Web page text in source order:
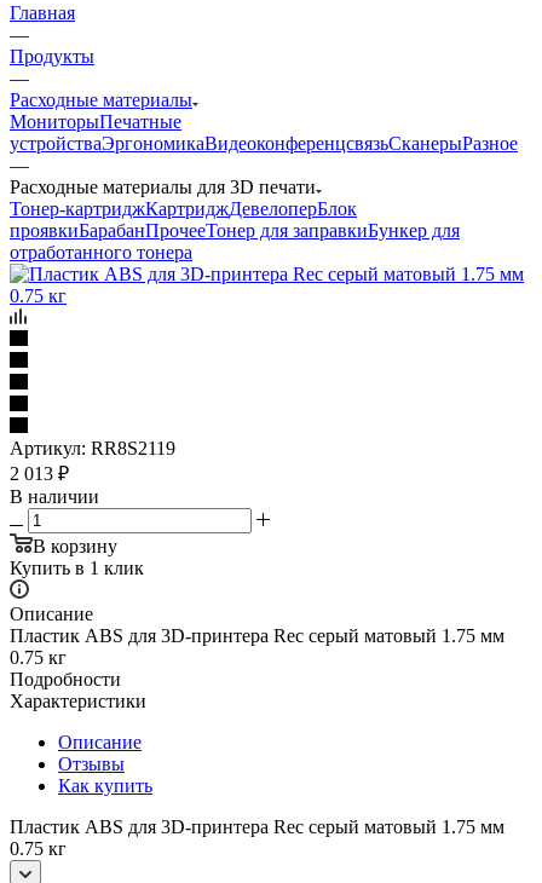
Главная
—
Продукты
—
Расходные материалы
МониторыПечатные
устройстваЭргономикаВидеоконференцсвязьСканерыРазное
—
Расходные материалы для 3D печати
Тонер-картриджКартриджДевелоперБлок
проявкиБарабанПрочееТонер для заправкиБункер для
отработанного тонера
Артикул: RR8S2119
2 013 ₽
В наличии
В корзину
Купить в 1 клик
Описание
Пластик ABS для 3D-принтера Rec серый матовый 1.75 мм
0.75 кг
Подробности
Характеристики
Описание
Отзывы
Как купить
Пластик ABS для 3D-принтера Rec серый матовый 1.75 мм
0.75 кг